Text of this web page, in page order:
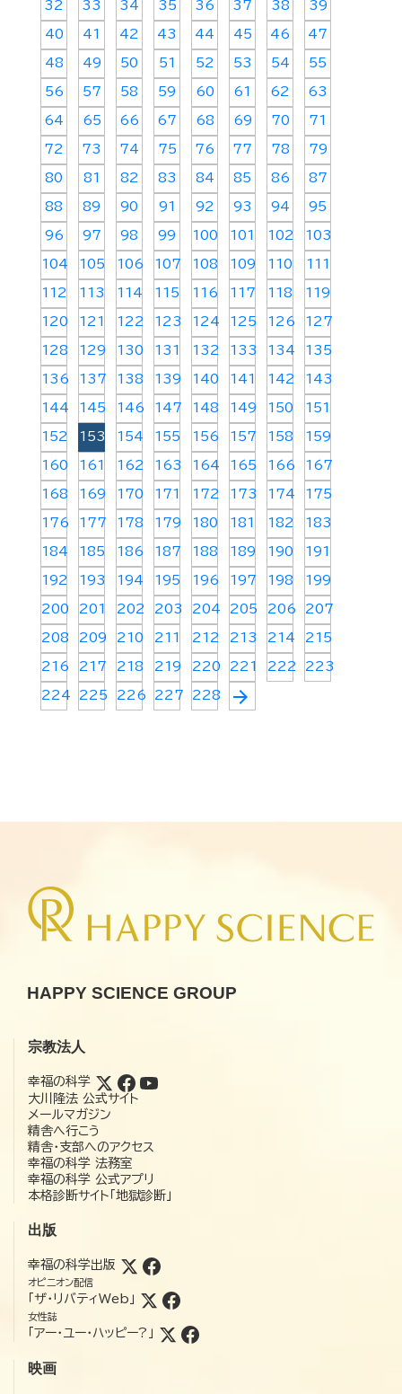
32 33 34 35 36 37 38 39
40 41 42 43 44 45 46 47
48 49 50 51 52 53 54 55
56 57 58 59 60 61 62 63
64 65 66 67 68 69 70 71
72 73 74 75 76 77 78 79
80 81 82 83 84 85 86 87
88 89 90 91 92 93 94 95
96 97 98 99 100 101 102 103
104 105 106 107 108 109 110 111
112 113 114 115 116 117 118 119
120 121 122 123 124 125 126 127
128 129 130 131 132 133 134 135
136 137 138 139 140 141 142 143
144 145 146 147 148 149 150 151
152 153 154 155 156 157 158 159
160 161 162 163 164 165 166 167
168 169 170 171 172 173 174 175
176 177 178 179 180 181 182 183
184 185 186 187 188 189 190 191
192 193 194 195 196 197 198 199
200 201 202 203 204 205 206 207
208 209 210 211 212 213 214 215
216 217 218 219 220 221 222 223
224 225 226 227 228 arrow_forward
HAPPY SCIENCE GROUP
宗教法人
幸福の科学
大川隆法 公式サイト
メールマガジン
精舎へ行こう
精舎・支部へのアクセス
幸福の科学 法務室
幸福の科学 公式アプリ
本格診断サイト「地獄診断」
出版
幸福の科学出版
オピニオン配信
「ザ・リバティWeb」
女性誌
「アー・ユー・ハッピー?」
映画